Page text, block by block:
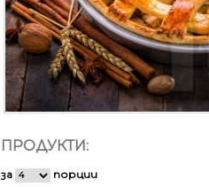
ПРОДУКТИ:
за порции